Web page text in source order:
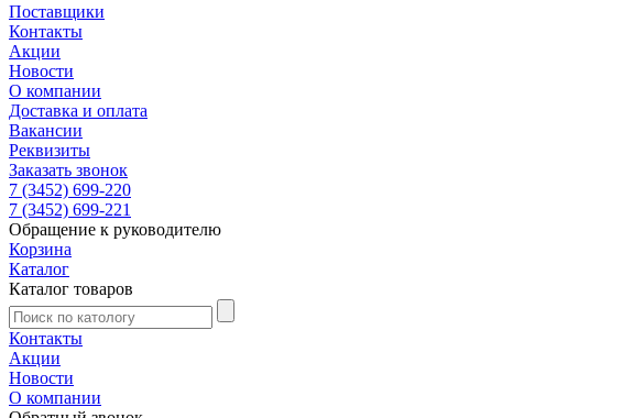
Поставщики
Контакты
Акции
Новости
О компании
Доставка и оплата
Вакансии
Реквизиты
Заказать звонок
7 (3452) 699-220
7 (3452) 699-221
Обращение к руководителю
Корзина
Каталог
Каталог товаров
Контакты
Акции
Новости
О компании